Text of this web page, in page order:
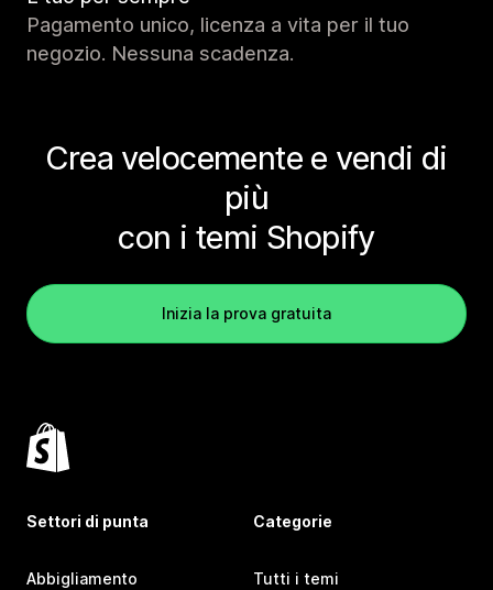
Pagamento unico, licenza a vita per il tuo
negozio. Nessuna scadenza.
Crea velocemente e vendi di
più
con i temi Shopify
Inizia la prova gratuita
Settori di punta
Abbigliamento
Categorie
Tutti i temi